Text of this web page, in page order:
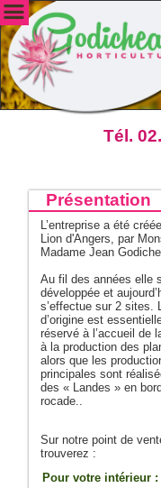
Tél.
Présentation
L’entreprise a été
Lion d'Angers, par
Madame Jean
Au fil des années elle
développée et
s’effectue sur 2 sites.
d’origine est
réservé à l’accueil de
à la production des
alors que les
principales sont
des « Landes » en
rocade..
Sur notre point de
trouverez :
Pour votre intérieur :